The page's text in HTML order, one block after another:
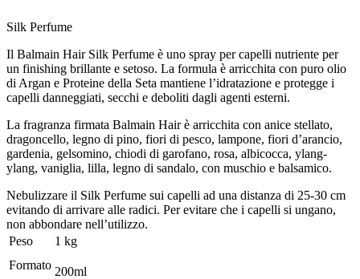
Silk Perfume
Il Balmain Hair Silk Perfume è uno spray per capelli nutriente per
un finishing brillante e setoso. La formula è arricchita con puro olio
di Argan e Proteine della Seta mantiene l’idratazione e protegge i
capelli danneggiati, secchi e deboliti dagli agenti esterni.
La fragranza firmata Balmain Hair è arricchita con anice stellato,
dragoncello, legno di pino, fiori di pesco, lampone, fiori d’arancio,
gardenia, gelsomino, chiodi di garofano, rosa, albicocca, ylang-
ylang, vaniglia, lilla, legno di sandalo, con muschio e balsamico.
Nebulizzare il Silk Perfume sui capelli ad una distanza di 25-30 cm
evitando di arrivare alle radici. Per evitare che i capelli si ungano,
non abbondare nell’utilizzo.
Peso
1 kg
Formato 200ml